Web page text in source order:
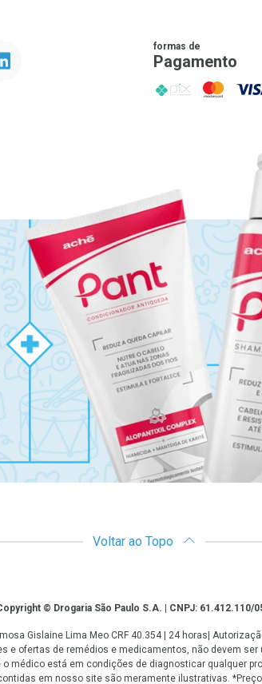
formas de
Pagamento
PIX MasterCard
VISA
Voltar ao Topo
© Drogaria São Paulo S.A. | CNPJ: 61.412.110/
Gislaine Lima Meo CRF 40.354 | 24 horas|
e ofertas de remédios e medicamentos, não devem
médico está em condições de diagnosticar qualquer
em nosso site são meramente ilustrativas.